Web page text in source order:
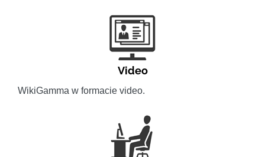
Video
WikiGamma w formacie video.